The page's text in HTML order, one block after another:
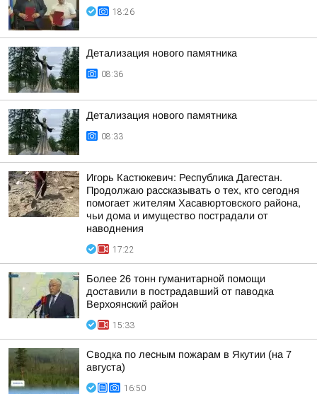
18:26
Детализация нового памятника
08:36
Детализация нового памятника
08:33
Игорь Кастюкевич: Республика Дагестан.
Продолжаю рассказывать о тех, кто сегодня
помогает жителям Хасавюртовского района,
чьи дома и имущество пострадали от
наводнения
17:22
Более 26 тонн гуманитарной помощи
доставили в пострадавший от паводка
Верхоянский район
15:33
Сводка по лесным пожарам в Якутии (на 7
августа)
16:50